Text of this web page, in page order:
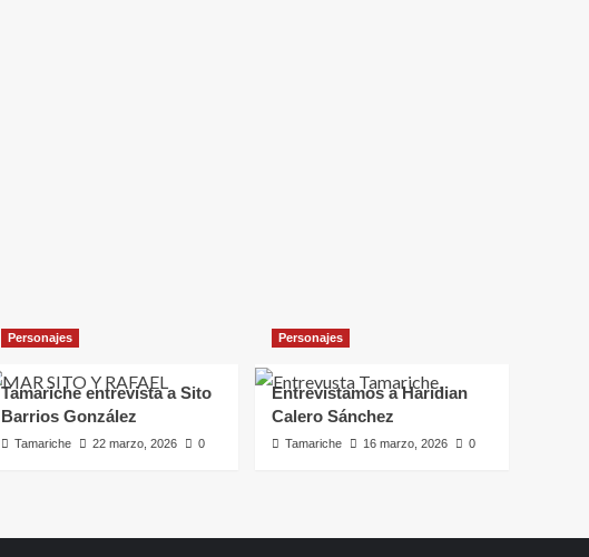
Personajes
Tamariche entrevista a Sito
Barrios González
Tamariche 22 marzo, 2026 0
Personajes
Entrevistamos a Haridian
Calero Sánchez
Tamariche 16 marzo, 2026 0